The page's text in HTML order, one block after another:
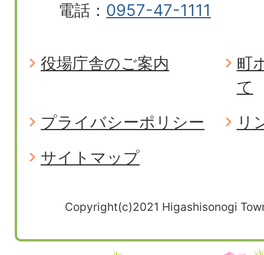
電話： 0957-47-1111
役場庁舎のご案内
町
て
プライバシーポリシー
リ
サイトマップ
Copyright(c)2021 Higashisonogi